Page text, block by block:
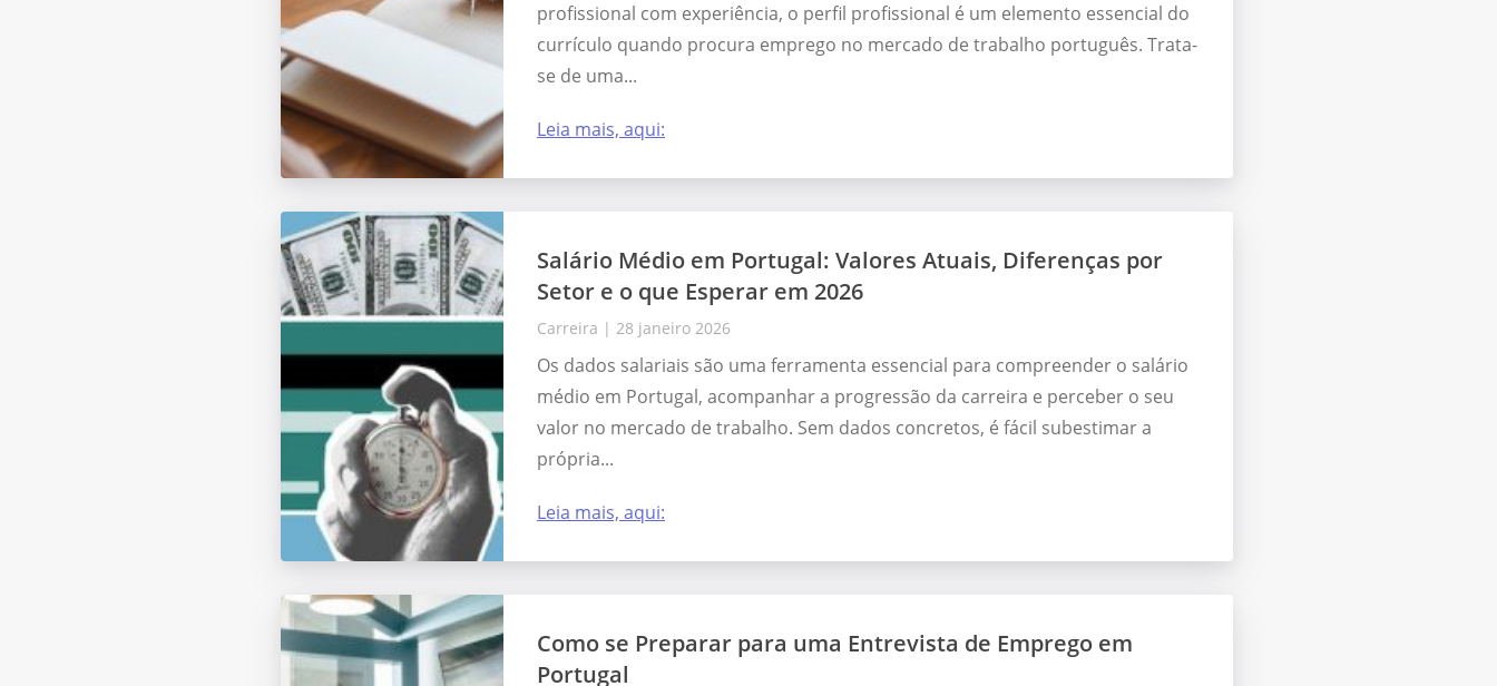
profissional com experiência, o perfil profissional é um elemento essencial do
currículo quando procura emprego no mercado de trabalho português. Trata-
se de uma...
Leia mais, aqui:
Salário Médio em Portugal: Valores Atuais, Diferenças por
Setor e o que Esperar em 2026
Carreira | 28 janeiro 2026
Os dados salariais são uma ferramenta essencial para compreender o salário
médio em Portugal, acompanhar a progressão da carreira e perceber o seu
valor no mercado de trabalho. Sem dados concretos, é fácil subestimar a
própria...
Leia mais, aqui:
Como se Preparar para uma Entrevista de Emprego em
Portugal